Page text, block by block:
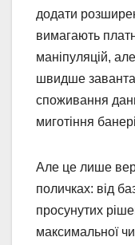
додати
вимагають
маніпуляцій,
швидше
споживання
миготіння
Але це лише
поличках: від
просунутих
максимальної